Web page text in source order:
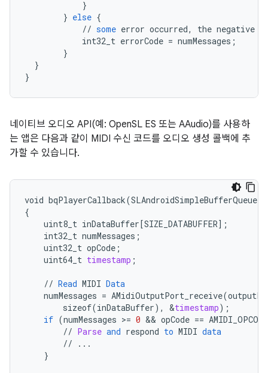
}
} else {
// some error occurred, the negative
int32_t errorCode = numMessages ;
}
}
}
네이티브 오디오 API(예: OpenSL ES 또는 AAudio)를 사용하
는 앱은 다음과 같이 MIDI 수신 코드를 오디오 생성 콜백에 추
가할 수 있습니다.
void bqPlayerCallback(
{
uint8_t inDataBuffer [SIZE_DATABUFFER] ;
int32_t numMessages ;
uint32_t opCode ;
uint64_t timestamp ;
// Read MIDI Data
numMessages = AMidiOutputPort_receive(
sizeof(inDataBuffer), &timestamp);
if (numMessages >= 0 && opCode ==
// Parse and respond to MIDI data
//
...
}